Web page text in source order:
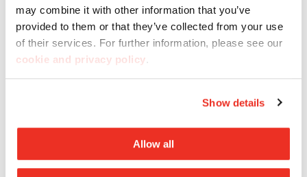
may combine it with other information that you’ve
provided to them or that they’ve collected from your use
of their services. For further information, please see our
cookie and privacy policy.
Show details
Allow all
Kundendienst
Brauchen Sie Hilfe? Casalgrande Padana bietet
Ihnen einen Kundendienst, der Ihnen die
gewünschte Unterstützung und Beratung bietet.
Kontaktieren Sie uns